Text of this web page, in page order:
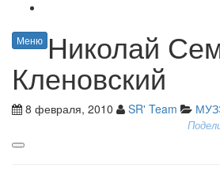
Меню Николай
Кленовский
8 февраля, 2010 SR' Team